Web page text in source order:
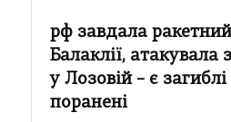
рф завдала
Балаклії, атакувала
у Лозовій – є загиблі
поранені